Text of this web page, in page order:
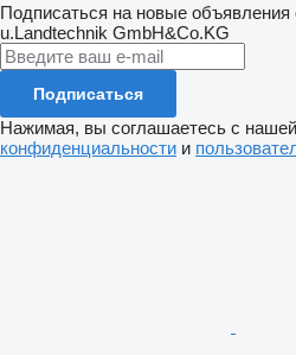
Подписаться на новые
u.Landtechnik GmbH&Co.KG
Подписаться
Нажимая, вы соглашаетесь с нашей
конфиденциальности и